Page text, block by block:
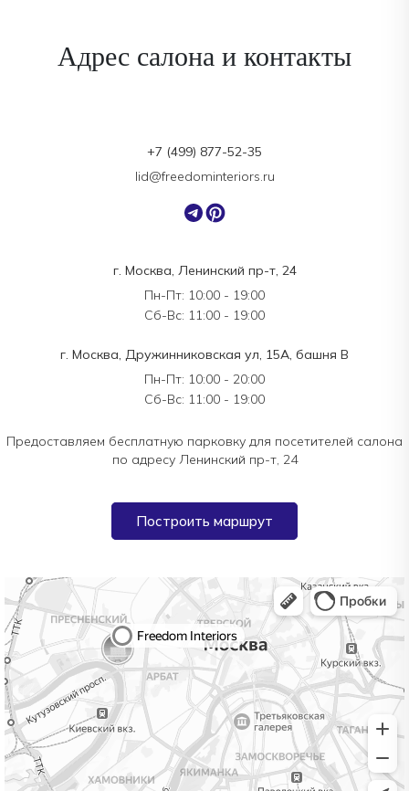
Адрес салона и контакты
г. Москва, Ленинский пр-т, 24
Пн-Пт: 10:00 - 19:00
Сб-Вс: 11:00 - 19:00
г. Москва, Дружинниковская ул, 15А, башня В
Пн-Пт: 10:00 - 20:00
Сб-Вс: 11:00 - 19:00
Предоставляем бесплатную парковку для посетителей салона
по адресу Ленинский пр-т, 24
Построить маршрут
+7 (499) 877-52-35
lid@freedominteriors.ru